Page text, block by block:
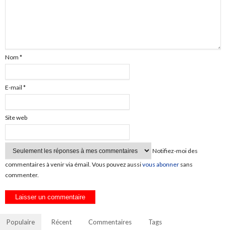
Nom *
E-mail *
Site web
Notifiez-moi des
commentaires à venir via émail. Vous pouvez aussivous abonner sans
commenter.
Populaire Récent Commentaires Tags